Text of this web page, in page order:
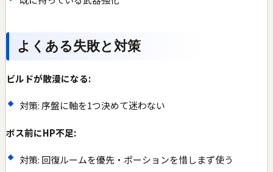
よくある失敗と対策
ビルドが散漫になる:
対策: 序盤に軸を1つ決めて迷わない
ボス前にHP不足:
対策: 回復ルームを優先・ポーションを惜しまず使う